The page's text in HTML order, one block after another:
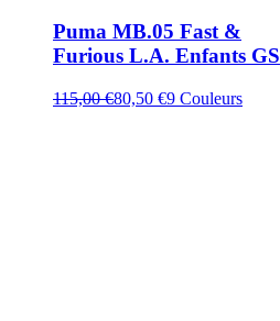
Puma MB.05 Fast &
Furious L.A. Enfants GS
115,00 €80,50 €9 Couleurs